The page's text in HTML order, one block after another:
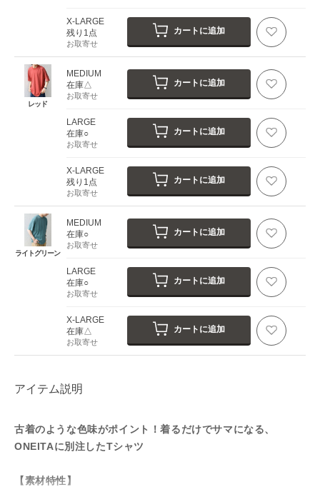
X-LARGE
残り1点
お取寄せ
カートに追加
レッド
MEDIUM
在庫△
お取寄せ
カートに追加
LARGE
在庫○
お取寄せ
カートに追加
X-LARGE
残り1点
お取寄せ
カートに追加
ライトグリーン
MEDIUM
在庫○
お取寄せ
カートに追加
LARGE
在庫○
お取寄せ
カートに追加
X-LARGE
在庫△
お取寄せ
カートに追加
アイテム説明
古着のような色味がポイント！着るだけでサマになる、
ONEITAに別注したTシャツ
【素材特性】